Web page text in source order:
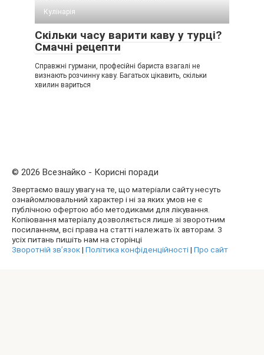
Кулінарія
Скільки часу варити каву у турці?
Смачні рецепти
Справжні гурмани, професійні бариста взагалі не
визнають розчинну каву. Багатьох цікавить, скільки
хвилин вариться
© 2026 Всезнайко - Корисні поради
Звертаємо вашу увагу на те, що матеріали сайту несуть
ознайомлювальний характер і ні за яких умов не є
публічною офертою або методиками для лікування.
Копіювання матеріалу дозволяється лише зі зворотним
посиланням, всі права на статті належать їх авторам. З
усіх питань пишіть нам на сторінці
Зворотній зв’язок| Політика конфіденційності| Про сайт